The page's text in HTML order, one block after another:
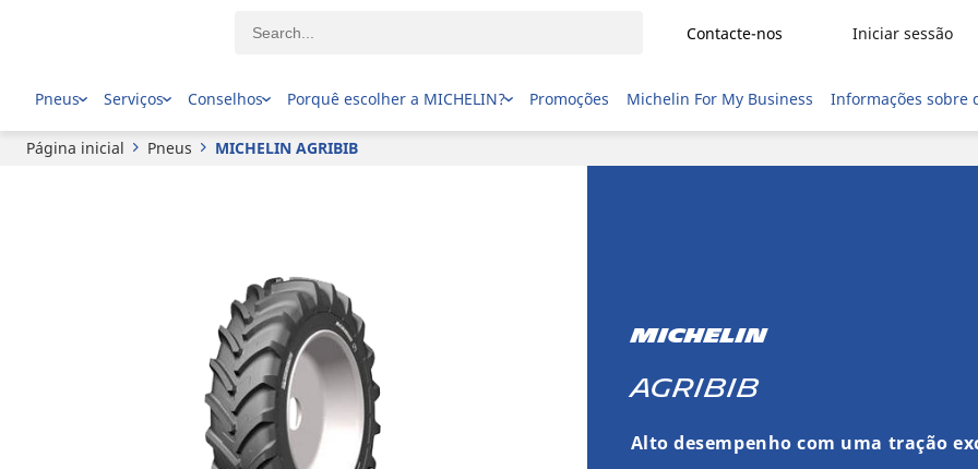
Contacte-nos Iniciar sessão
Pneus Serviços Conselhos Porquê escolher a MICHELIN? Promoções Michelin For My Business Informações sobre
Página inicial Pneus MICHELIN AGRIBIB
MICHELIN
AGRIBIB
Alto desempenho com uma tração
AGRIBIB